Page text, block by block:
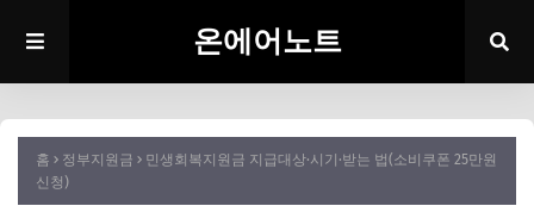
온에어노트
홈 정부지원금
민생회복지원금 지급대상·시기·받는 법(소비쿠폰 25만원
신청)